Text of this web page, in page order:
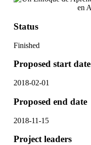
Status
Finished
Proposed start date
2018-02-01
Proposed end date
2018-11-15
Project leaders